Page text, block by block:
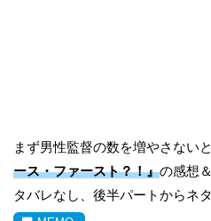
まず男性監督の数を増やさない
ース・ファースト？！』の感想
タバレなし、後半パートからネ